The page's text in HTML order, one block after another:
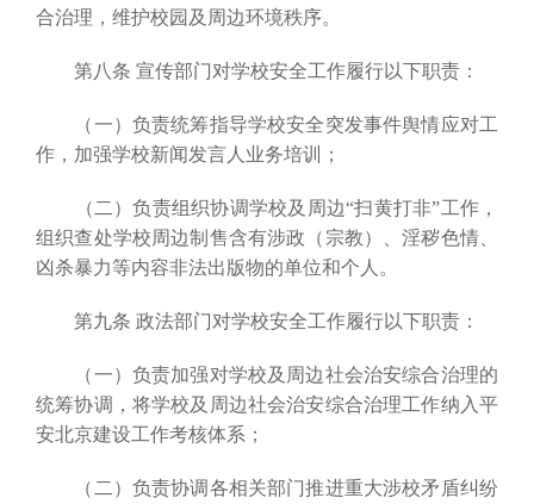
合治理，维护校园及周边环境秩序。
第八条 宣传部门对学校安全工作履行以下职责：
（一）负责统筹指导学校安全突发事件舆情应对工
作，加强学校新闻发言人业务培训；
（二）负责组织协调学校及周边“扫黄打非”工作，
组织查处学校周边制售含有涉政（宗教）、淫秽色情、
凶杀暴力等内容非法出版物的单位和个人。
第九条 政法部门对学校安全工作履行以下职责：
（一）负责加强对学校及周边社会治安综合治理的
统筹协调，将学校及周边社会治安综合治理工作纳入平
安北京建设工作考核体系；
（二）负责协调各相关部门推进重大涉校矛盾纠纷